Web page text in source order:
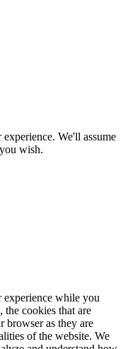
We'll assume
wish.
experience while you
the cookies that are
browser as they are
of the website. We